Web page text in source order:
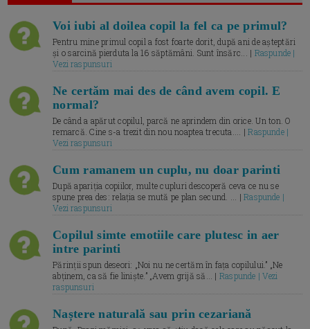
Voi iubi al doilea copil la fel ca pe primul?
Pentru mine primul copil a fost foarte dorit, după ani de așteptări
și o sarcină pierduta la 16 săptămâni. Sunt însărc... | Raspunde |
Vezi raspunsuri
Ne certăm mai des de când avem copil. E
normal?
De când a apărut copilul, parcă ne aprindem din orice. Un ton. O
remarcă. Cine s-a trezit din nou noaptea trecuta.... |Raspunde |
Vezi raspunsuri
Cum ramanem un cuplu, nu doar parinti
După apariția copiilor, multe cupluri descoperă ceva ce nu se
spune prea des: relația se mută pe plan secund. ... |Raspunde |
Vezi raspunsuri
Copilul simte emotiile care plutesc in aer
intre parinti
Părinții spun deseori: „Noi nu ne certăm în fața copilului.” „Ne
abținem, ca să fie liniște.” „Avem grijă să... | Raspunde | Vezi
raspunsuri
Naștere naturală sau prin cezariană